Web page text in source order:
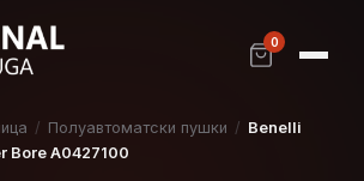
0
/ Полуавтоматски пушки / Benelli
Bore A0427100